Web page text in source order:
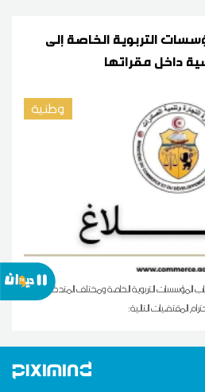
التربوية الخاصة إلى
داخل مقراتها
وطنية
المؤسسات التربوية الخاصة ومختلف المتدخلين
المقتضيات التالية: